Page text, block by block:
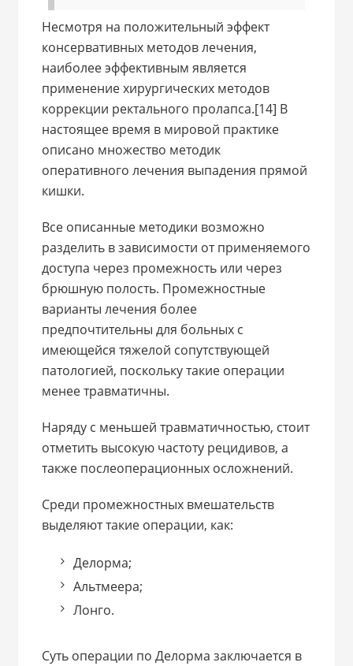
Несмотря на положительный эффект
консервативных методов лечения,
наиболее эффективным является
применение хирургических методов
коррекции ректального пролапса.[14] В
настоящее время в мировой практике
описано множество методик
оперативного лечения выпадения прямой
кишки.
Все описанные методики возможно
разделить в зависимости от применяемого
доступа через промежность или через
брюшную полость. Промежностные
варианты лечения более
предпочтительны для больных с
имеющейся тяжелой сопутствующей
патологией, поскольку такие операции
менее травматичны.
Наряду с меньшей травматичностью, стоит
отметить высокую частоту рецидивов, а
также послеоперационных осложнений.
Среди промежностных вмешательств
выделяют такие операции, как:
Делорма;
Альтмеера;
Лонго.
Суть операции по Делорма заключается в